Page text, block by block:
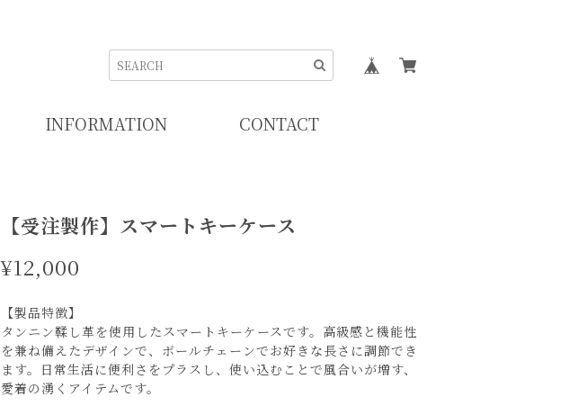
INFORMATION CONTACT
【受注製作】スマートキーケース
¥12,000
【製品特徴】
タンニン鞣し革を使用したスマートキーケースです。高級感と機能性
を兼ね備えたデザインで、ボールチェーンでお好きな長さに調節でき
ます。日常生活に便利さをプラスし、使い込むことで風合いが増す、
愛着の湧くアイテムです。